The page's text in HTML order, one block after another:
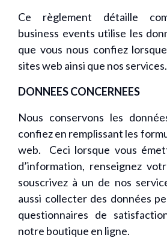
Ce règlement détaille
business events utilise les
que vous nous confiez
sites web ainsi que nos services.
DONNEES CONCERNEES
Nous conservons les
confiez en remplissant les
web. Ceci lorsque vous
d’information, renseignez
souscrivez à un de nos
aussi collecter des données
questionnaires de
notre boutique en ligne.